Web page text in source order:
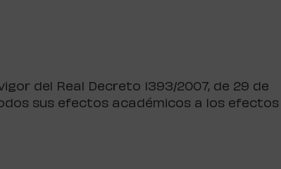
del Real Decreto 1393/2007, de 29 de
sus efectos académicos a los efectos